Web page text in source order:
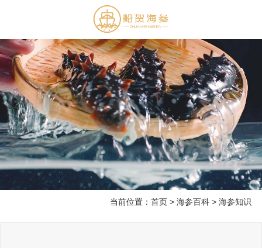
当前位置：首页 >海参百科 >海参知识